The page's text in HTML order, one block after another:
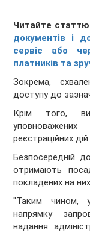
Читайте
документів і
сервіс або
платників та
Зокрема,
доступу до
Крім того,
реєстраційних дій.
Безпосередній
отримають
покладених на
"Таким чином,
напрямку
надання